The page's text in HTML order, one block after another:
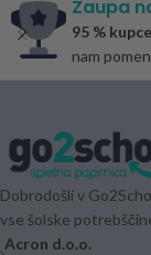
Zaupa
95 %
nam
Dobrodošli v
vse šolske
Acron d.o.o.